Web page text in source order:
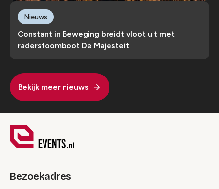
Constant in Beweging breidt vloot uit met
raderstoomboot De Majesteit
Nieuws
Bekijk meer nieuws
Bezoekadres